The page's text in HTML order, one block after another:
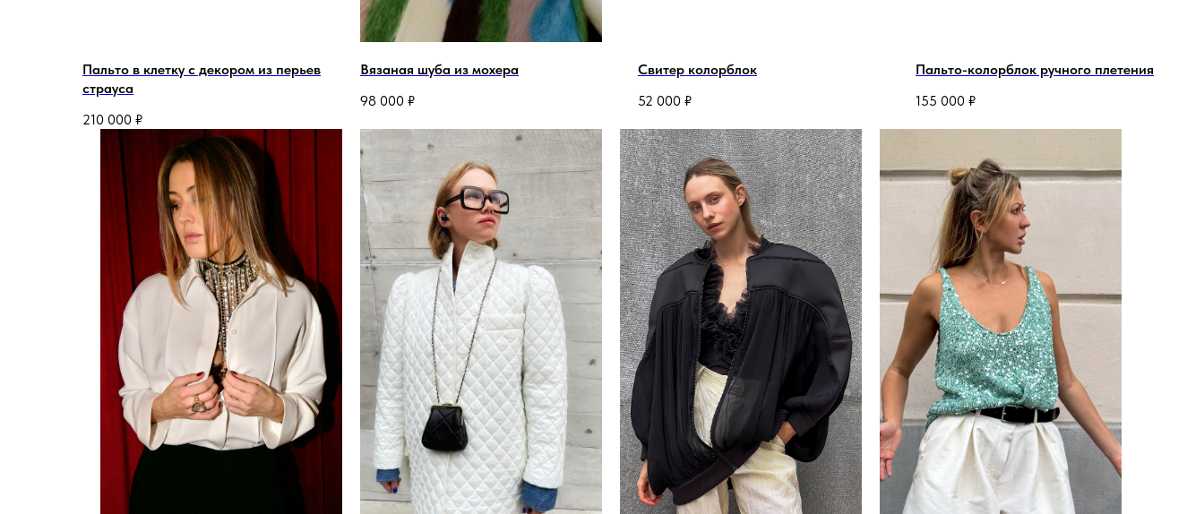
Пальто в клетку с декором из перьев
страуса
210 000 ₽
Вязаная шуба из мохера
98 000 ₽
Свитер колорблок
52 000 ₽
Пальто-колорблок ручного плетения
155 000 ₽